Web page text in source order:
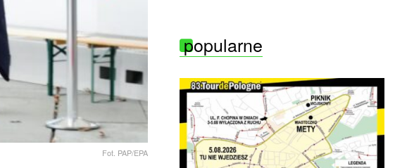
Fot. PAP/EPA
popularne